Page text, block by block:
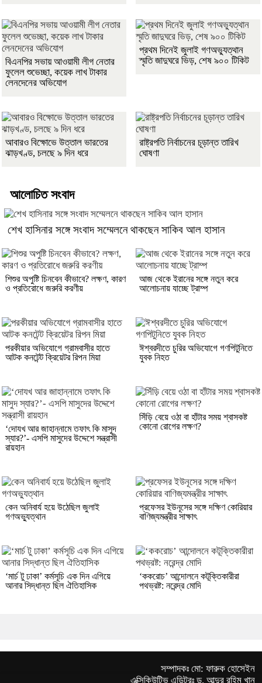
বিএনপির সভায় আওয়ামী লীগ নেতার
ফুলেল শুভেচ্ছা, কয়েক লাখ টাকার
লেনদেনের অভিযোগ
প্রথম দিনেই জুলাই গণঅভ্যুত্থান
স্মৃতি জাদুঘরে ভিড়, শেষ ৯০০ টিকিট
আবারও বিক্ষোভে উত্তাল ভারতের
ঝাড়খণ্ড, চলছে ৯ দিন ধরে
রাষ্ট্রপতি নির্বাচনের চূড়ান্ত তারিখ
ঘোষণা
আলোচিত সংবাদ
শেখ হাসিনার সঙ্গে সংবাদ সম্মেলনে থাকছেন সাকিব আল হাসান
শিশুর অপুষ্টি চিনবেন কীভাবে? লক্ষণ, কারণ
ও প্রতিরোধে জরুরি করণীয়
আজ থেকে ইরানের সঙ্গে নতুন করে
আলোচনায় যাচ্ছে ট্রাম্প
পরকীয়ার অভিযোগে গ্রামবাসীর হাতে
আটক কনটেন্ট ক্রিয়েটর রিপন মিয়া
ঈশ্বরদীতে চুরির অভিযোগে গণপিটুনিতে
যুবক নিহত
‘দোযখ আর জাহান্নামে তফাৎ কি মাসুদ
স্যার?’- এসপি মাসুদের উদ্দেশে সন্ত্রাসী
রায়হান
সিঁড়ি বেয়ে ওঠা বা হাঁটার সময় শ্বাসকষ্ট
কোনো রোগের লক্ষণ?
কেন অনিবার্য হয়ে উঠেছিল জুলাই
গণঅভ্যুত্থান
প্রফেসর ইউনূসের সঙ্গে দক্ষিণ কোরিয়ার
বাণিজ্যমন্ত্রীর সাক্ষাৎ
‘মার্চ টু ঢাকা’ কর্মসূচি এক দিন এগিয়ে
আনার সিদ্ধান্ত ছিল ঐতিহাসিক
‘ককরোচ’ আন্দোলনে কটূক্তিকারীরা
পথভ্রষ্ট: নরেন্দ্র মোদি
সম্পাদকঃ মো: ফারুক হোসেইন
এক্সিকিউটিভ এডিটরঃ ড. আব্দুর রহিম খান